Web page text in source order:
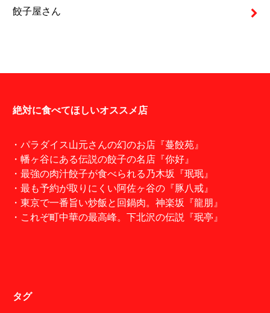
餃子屋さん
絶対に食べてほしいオススメ店
・パラダイス山元さんの幻のお店『蔓餃苑』
・幡ヶ谷にある伝説の餃子の名店『你好』
・最強の肉汁餃子が食べられる乃木坂『珉珉』
・最も予約が取りにくい阿佐ヶ谷の『豚八戒』
・東京で一番旨い炒飯と回鍋肉。神楽坂『龍朋』
・これぞ町中華の最高峰。下北沢の伝説『珉亭』
タグ